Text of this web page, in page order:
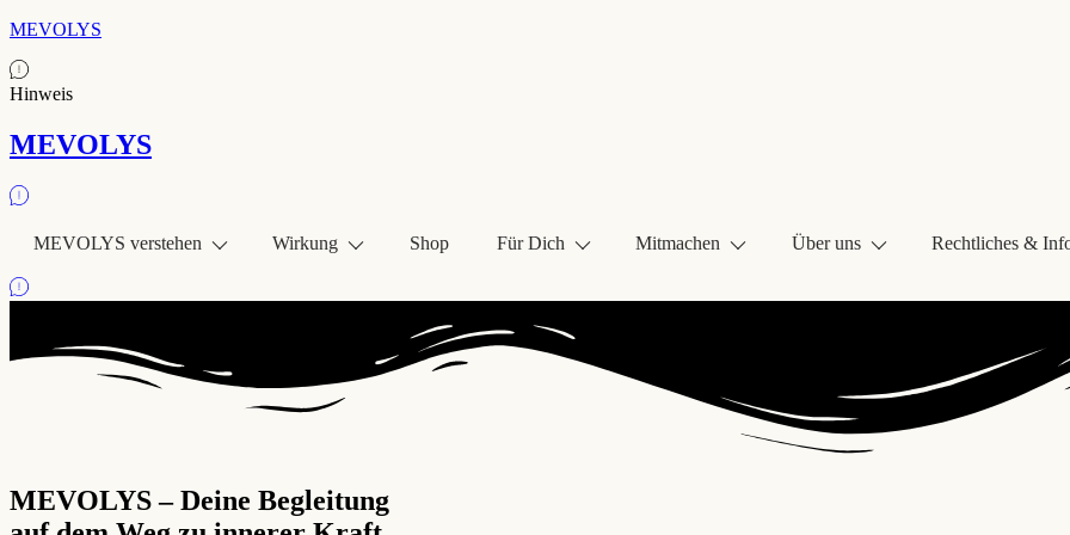
MEVOLYS
Hinweis
MEVOLYS
MEVOLYS verstehen Wirkung Shop Für Dich Mitmachen Über uns Rechtliches &
MEVOLYS – Deine Begleitung